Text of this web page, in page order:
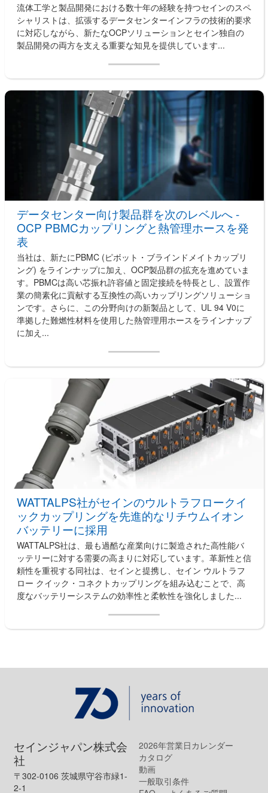
流体工学と製品開発における数十年の経験を持つセインのスペ
シャリストは、拡張するデータセンターインフラの技術的要求
に対応しながら、新たなOCPソリューションとセイン独自の
製品開発の両方を支える重要な知見を提供しています...
データセンター向け製品群を次のレベルへ -
OCP PBMCカップリングと熱管理ホースを発
表
当社は、新たにPBMC (ピボット・ブラインドメイトカップリ
ング) をラインナップに加え、OCP製品群の拡充を進めていま
す。PBMCは高い芯振れ許容値と固定接続を特長とし、設置作
業の簡素化に貢献する互換性の高いカップリングソリューショ
ンです。さらに、この分野向けの新製品として、UL 94 V0に
準拠した難燃性材料を使用した熱管理用ホースをラインナップ
に加え...
WATTALPS社がセインのウルトラフロークイ
ックカップリングを先進的なリチウムイオン
バッテリーに採用
WATTALPS社は、最も過酷な産業向けに製造された高性能バ
ッテリーに対する需要の高まりに対応しています。革新性と信
頼性を重視する同社は、セインと提携し、セイン ウルトラフ
ロー クイック・コネクトカップリングを組み込むことで、高
度なバッテリーシステムの効率性と柔軟性を強化しました...
セインジャパン株式会
社
〒302-0106 茨城県守谷市緑1-
2-1
2026年営業日カレンダー
カタログ
動画
一般取引条件